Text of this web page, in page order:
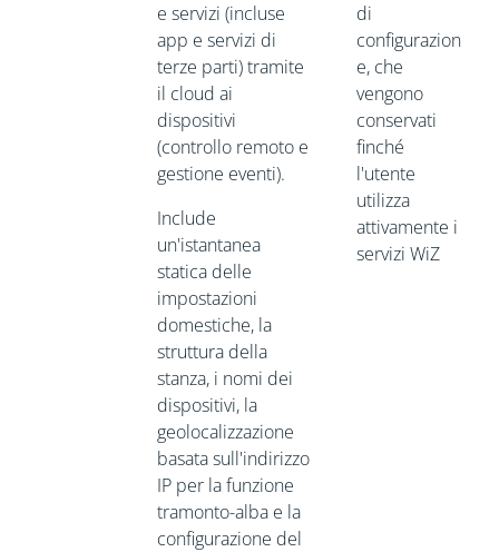
e servizi (incluse
app e servizi di
terze parti) tramite
il cloud ai
dispositivi
(controllo remoto e
gestione eventi).
Include
un'istantanea
statica delle
impostazioni
domestiche, la
struttura della
stanza, i nomi dei
dispositivi, la
geolocalizzazione
basata sull'indirizzo
IP per la funzione
tramonto-alba e la
configurazione del
di
configurazion
e, che
vengono
conservati
finché
l'utente
utilizza
attivamente i
servizi WiZ